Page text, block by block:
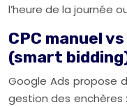
l’heure de la journée
CPC manuel
(smart
Google Ads propose
gestion des enchères